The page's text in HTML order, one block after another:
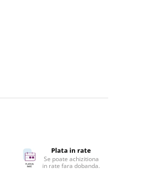
Plata in rate
Se poate achizitiona
in rate fara dobanda.